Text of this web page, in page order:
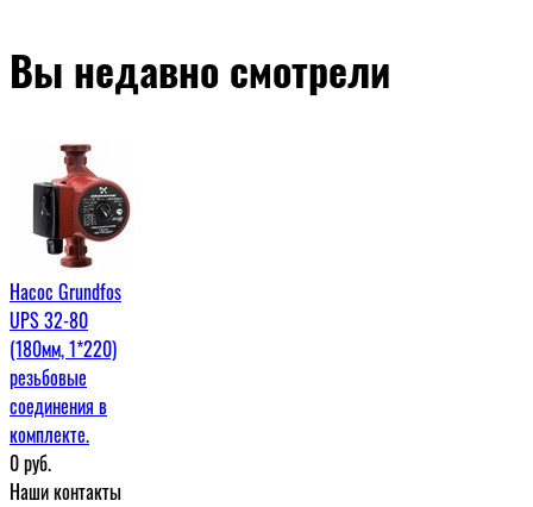
Вы недавно смотрели
Насос Grundfos
UPS 32-80
(180мм, 1*220)
резьбовые
соединения в
комплекте.
0руб.
Наши контакты